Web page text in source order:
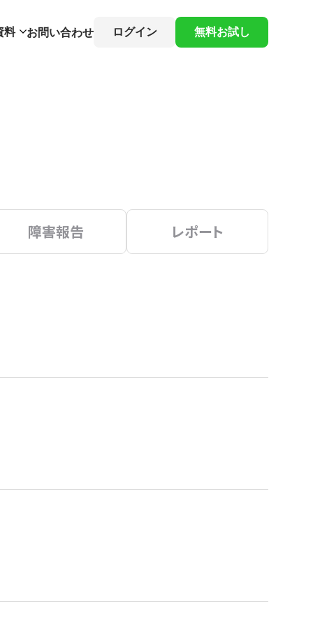
料 お問い合わせ ログイン 無料お試し
障害報告 レポート